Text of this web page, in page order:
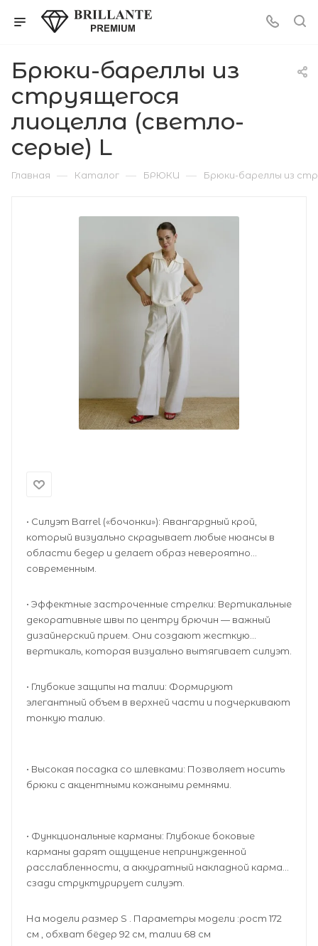
Брюки-бареллы из
струящегося
лиоцелла (светло-
серые) L
Главная — Каталог — БРЮКИ — Брюки-бареллы из
• Силуэт Barrel («бочонки»): Авангардный крой,
который визуально скрадывает любые нюансы в
области бедер и делает образ невероятно
современным.
• Эффектные застроченные стрелки: Вертикальные
декоративные швы по центру брючин — важный
дизайнерский прием. Они создают жесткую
вертикаль, которая визуально вытягивает силуэт.
• Глубокие защипы на талии: Формируют
элегантный объем в верхней части и подчеркивают
тонкую талию.
• Высокая посадка со шлевками: Позволяет носить
брюки с акцентными кожаными ремнями.
• Функциональные карманы: Глубокие боковые
карманы дарят ощущение непринужденной
расслабленности, а аккуратный накладной карман
сзади структурирует силуэт.
На модели размер S . Параметры модели :рост 172
см , обхват бёдер 92 см, талии 68 см